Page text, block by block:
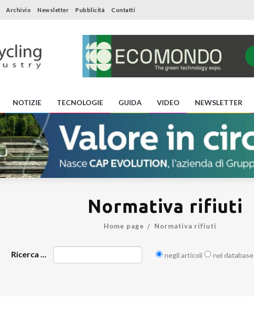
Archivio Newsletter Pubblicità Contatti
NOTIZIE TECNOLOGIE GUIDA VIDEO NEWSLETTER
Normativa rifiuti
Home page Normativa rifiuti
Ricerca ... negli articoli nel